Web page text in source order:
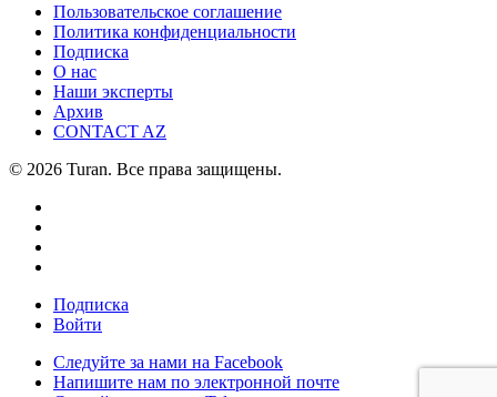
Пользовательское соглашение
Политика конфиденциальности
Подписка
О нас
Наши эксперты
Архив
CONTACT AZ
© 2026 Turan. Все права защищены.
Подписка
Войти
Следуйте за нами на Facebook
Напишите нам по электронной почте